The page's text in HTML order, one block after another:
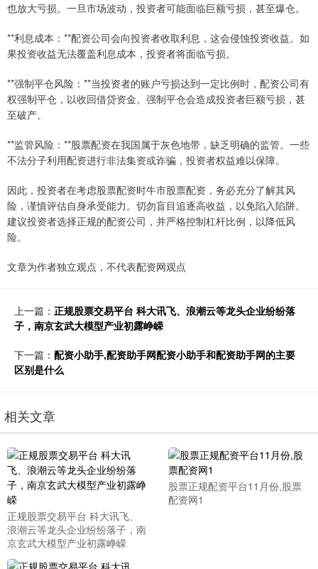
也放大亏损。一旦市场波动，投资者可能面临巨额亏损，甚至爆仓。
**利息成本：**配资公司会向投资者收取利息，这会侵蚀投资收益。如
果投资收益无法覆盖利息成本，投资者将面临亏损。
**强制平仓风险：**当投资者的账户亏损达到一定比例时，配资公司有
权强制平仓，以收回借贷资金。强制平仓会造成投资者巨额亏损，甚
至破产。
**监管风险：**股票配资在我国属于灰色地带，缺乏明确的监管。一些
不法分子利用配资进行非法集资或诈骗，投资者权益难以保障。
因此，投资者在考虑股票配资时牛市股票配资，务必充分了解其风
险，谨慎评估自身承受能力。切勿盲目追逐高收益，以免陷入陷阱。
建议投资者选择正规的配资公司，并严格控制杠杆比例，以降低风
险。
文章为作者独立观点，不代表配资网观点
上一篇： 正规股票交易平台 科大讯飞、浪潮云等龙头企业纷纷落
子，南京玄武大模型产业初露峥嵘
下一篇： 配资小助手,配资助手网配资小助手和配资助手网的主要
区别是什么
相关文章
正规股票交易平台 科大讯飞、
浪潮云等龙头企业纷纷落子，南
京玄武大模型产业初露峥嵘
股票正规配资平台11月份,股票
配资网1